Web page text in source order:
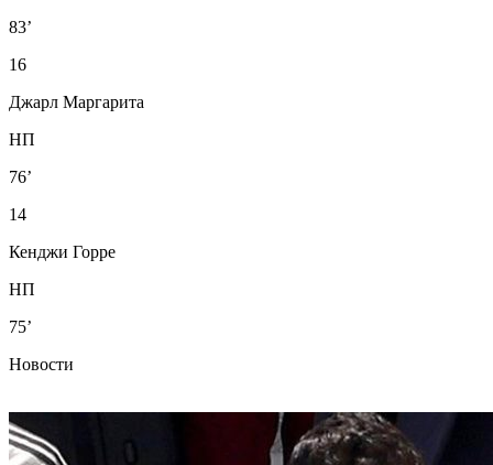
83’
16
Джарл Маргарита
НП
76’
14
Кенджи Горре
НП
75’
Новости